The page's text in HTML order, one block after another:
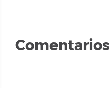
Comentarios